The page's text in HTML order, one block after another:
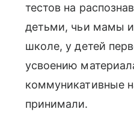
тестов на
детьми, чьи мамы
школе, у детей
усвоению
коммуникативные
принимали.